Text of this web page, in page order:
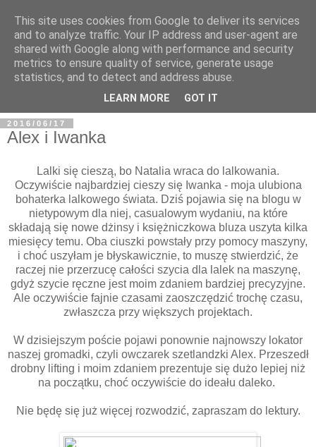
BFashions
2016/06/17
Alex i Iwanka
Lalki się cieszą, bo Natalia wraca do lalkowania.
Oczywiście najbardziej cieszy się Iwanka - moja ulubiona
bohaterka lalkowego świata. Dziś pojawia się na blogu w
nietypowym dla niej, casualowym wydaniu, na które
składają się nowe dżinsy i księżniczkowa bluza uszyta kilka
miesięcy temu. Oba ciuszki powstały przy pomocy maszyny,
i choć uszyłam je błyskawicznie, to muszę stwierdzić, że
raczej nie przerzucę całości szycia dla lalek na maszynę,
gdyż szycie ręczne jest moim zdaniem bardziej precyzyjne.
Ale oczywiście fajnie czasami zaoszczędzić trochę czasu,
zwłaszcza przy większych projektach.
W dzisiejszym poście pojawi ponownie najnowszy lokator
naszej gromadki, czyli owczarek szetlandzki Alex. Przeszedł
drobny lifting i moim zdaniem prezentuje się dużo lepiej niż
na początku, choć oczywiście do ideału daleko.
Nie będę się już więcej rozwodzić, zapraszam do lektury.
This site uses cookies from Google to deliver its services
and to analyze traffic. Your IP address and user-agent are
shared with Google along with performance and security
metrics to ensure quality of service, generate usage
statistics, and to detect and address abuse.
LEARN MORE GOT IT